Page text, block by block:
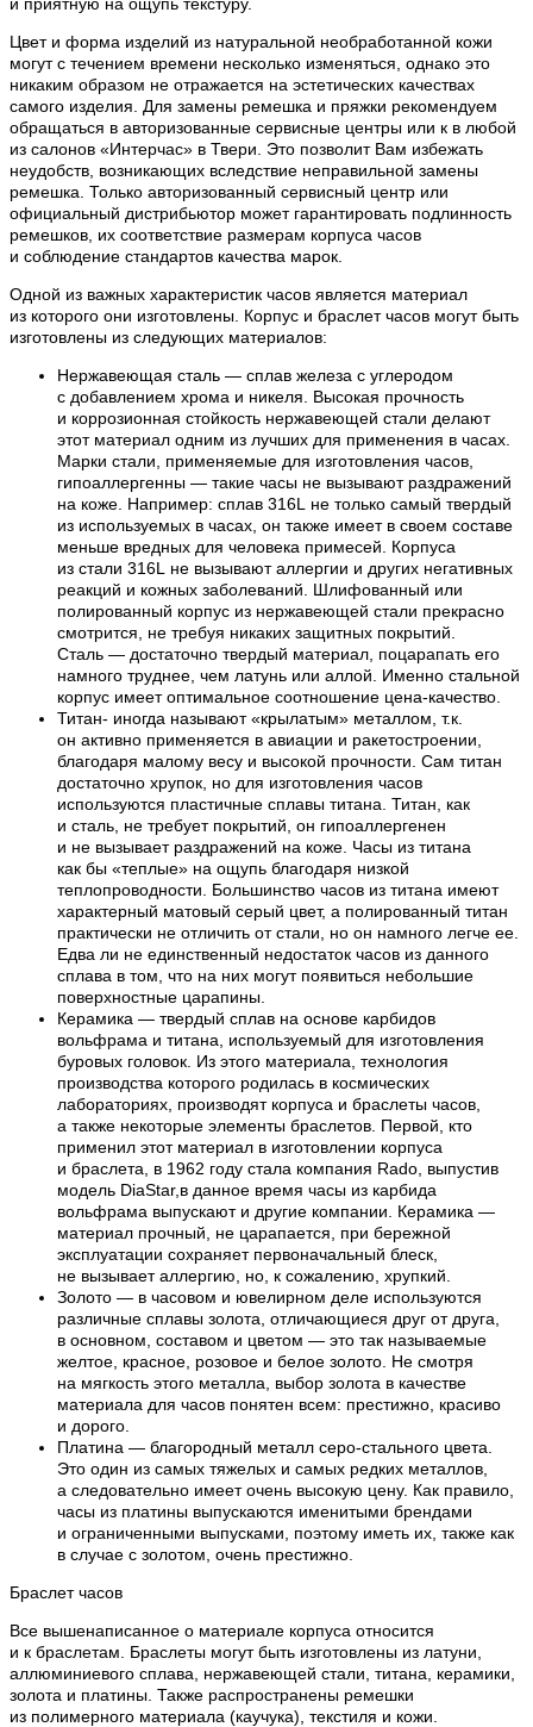
Цвет и форма изделий из натуральной необработанной кожи
могут с течением времени несколько изменяться, однако это
никаким образом не отражается на эстетических качествах
самого изделия. Для замены ремешка и пряжки рекомендуем
обращаться в авторизованные сервисные центры или к в любой
из салонов «Интерчас» в Твери. Это позволит Вам избежать
неудобств, возникающих вследствие неправильной замены
ремешка. Только авторизованный сервисный центр или
официальный дистрибьютор может гарантировать подлинность
ремешков, их соответствие размерам корпуса часов
и соблюдение стандартов качества марок.
Одной из важных характеристик часов является материал
из которого они изготовлены. Корпус и браслет часов могут быть
изготовлены из следующих материалов:
Нержавеющая сталь — сплав железа с углеродом
с добавлением хрома и никеля. Высокая прочность
и коррозионная стойкость нержавеющей стали делают
этот материал одним из лучших для применения в часах.
Марки стали, применяемые для изготовления часов,
гипоаллергенны — такие часы не вызывают раздражений
на коже. Например: сплав 316L не только самый твердый
из используемых в часах, он также имеет в своем составе
меньше вредных для человека примесей. Корпуса
из стали 316L не вызывают аллергии и других негативных
реакций и кожных заболеваний. Шлифованный или
полированный корпус из нержавеющей стали прекрасно
смотрится, не требуя никаких защитных покрытий.
Сталь — достаточно твердый материал, поцарапать его
намного труднее, чем латунь или аллой. Именно стальной
корпус имеет оптимальное соотношение цена-качество.
Титан- иногда называют «крылатым» металлом, т.к.
он активно применяется в авиации и ракетостроении,
благодаря малому весу и высокой прочности. Сам титан
достаточно хрупок, но для изготовления часов
используются пластичные сплавы титана. Титан, как
и сталь, не требует покрытий, он гипоаллергенен
и не вызывает раздражений на коже. Часы из титана
как бы «теплые» на ощупь благодаря низкой
теплопроводности. Большинство часов из титана имеют
характерный матовый серый цвет, а полированный титан
практически не отличить от стали, но он намного легче ее.
Едва ли не единственный недостаток часов из данного
сплава в том, что на них могут появиться небольшие
поверхностные царапины.
Керамика — твердый сплав на основе карбидов
вольфрама и титана, используемый для изготовления
буровых головок. Из этого материала, технология
производства которого родилась в космических
лабораториях, производят корпуса и браслеты часов,
а также некоторые элементы браслетов. Первой, кто
применил этот материал в изготовлении корпуса
и браслета, в 1962 году стала компания Rado, выпустив
модель DiaStar,в данное время часы из карбида
вольфрама выпускают и другие компании. Керамика —
материал прочный, не царапается, при бережной
эксплуатации сохраняет первоначальный блеск,
не вызывает аллергию, но, к сожалению, хрупкий.
Золото — в часовом и ювелирном деле используются
различные сплавы золота, отличающиеся друг от друга,
в основном, составом и цветом — это так называемые
желтое, красное, розовое и белое золото. Не смотря
на мягкость этого металла, выбор золота в качестве
материала для часов понятен всем: престижно, красиво
и дорого.
Платина — благородный металл серо-стального цвета.
Это один из самых тяжелых и самых редких металлов,
а следовательно имеет очень высокую цену. Как правило,
часы из платины выпускаются именитыми брендами
и ограниченными выпусками, поэтому иметь их, также как
в случае с золотом, очень престижно.
Браслет часов
Все вышенаписанное о материале корпуса относится
и к браслетам. Браслеты могут быть изготовлены из латуни,
аллюминиевого сплава, нержавеющей стали, титана, керамики,
золота и платины. Также распространены ремешки
из полимерного материала (каучука), текстиля и кожи.